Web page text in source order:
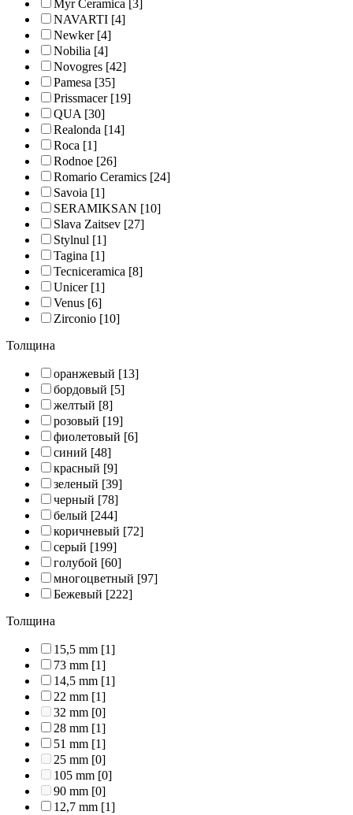
Myr Ceramica [3]
NAVARTI [4]
Newker[4]
Nobilia [4]
Novogres [42]
Pamesa [35]
Prissmacer[19]
QUA[30]
Realonda [14]
Roca [1]
Rodnoe [26]
Romario Ceramics [24]
Savoia [1]
SERAMIKSAN [10]
Slava Zaitsev [27]
Stylnul [1]
Tagina [1]
Tecniceramica [8]
Unicer[1]
Venus [6]
Zirconio [10]
Толщина
оранжевый [13]
бордовый [5]
желтый [8]
розовый [19]
фиолетовый [6]
синий [48]
красный [9]
зеленый [39]
черный [78]
белый [244]
коричневый [72]
серый [199]
голубой [60]
многоцветный [97]
Бежевый [222]
Толщина
15,5 mm [1]
73 mm [1]
14,5 mm [1]
22 mm [1]
32 mm [0]
28 mm [1]
51 mm [1]
25 mm [0]
105 mm [0]
90 mm [0]
12,7 mm [1]